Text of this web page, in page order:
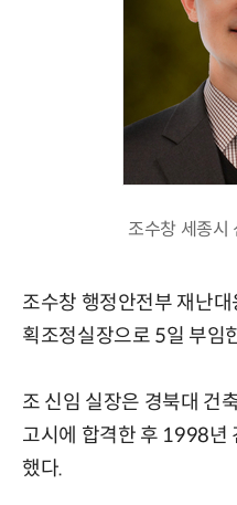
조수창 세종시
조수창 행정안전부 재난
획조정실장으로 5일 부임
조 신임 실장은 경북대 건
고시에 합격한 후 1998년
했다.